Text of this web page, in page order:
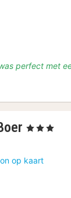
perfect met
3
vanaf
€
, 3 Sterren
op kaart